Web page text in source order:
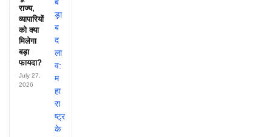
राज्य,
व्यापारियों
को क्या
मिलेगा
बड़ा
फायदा?
July 27,
2026